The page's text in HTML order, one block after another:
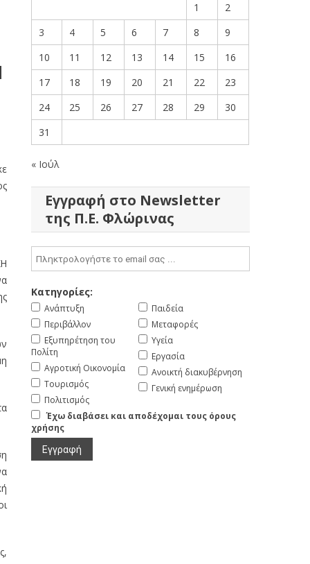
1
2
3
4 5 6 7 8
9
10
11 12 13 14 15
16
17
18 19 20 21 22
23
24
25 26 27 28 29
30
31
« Ιούλ
Εγγραφή στο Newsletter
της Π.Ε. Φλώρινας
Κατηγορίες:
Ανάπτυξη
Περιβάλλον
Εξυπηρέτηση του
Πολίτη
Αγροτική Οικονομία
Τουρισμός
Πολιτισμός
Παιδεία
Μεταφορές
Υγεία
Εργασία
Ανοικτή διακυβέρνηση
Γενική ενημέρωση
Έχω διαβάσει και αποδέχομαι τους όρους
χρήσης